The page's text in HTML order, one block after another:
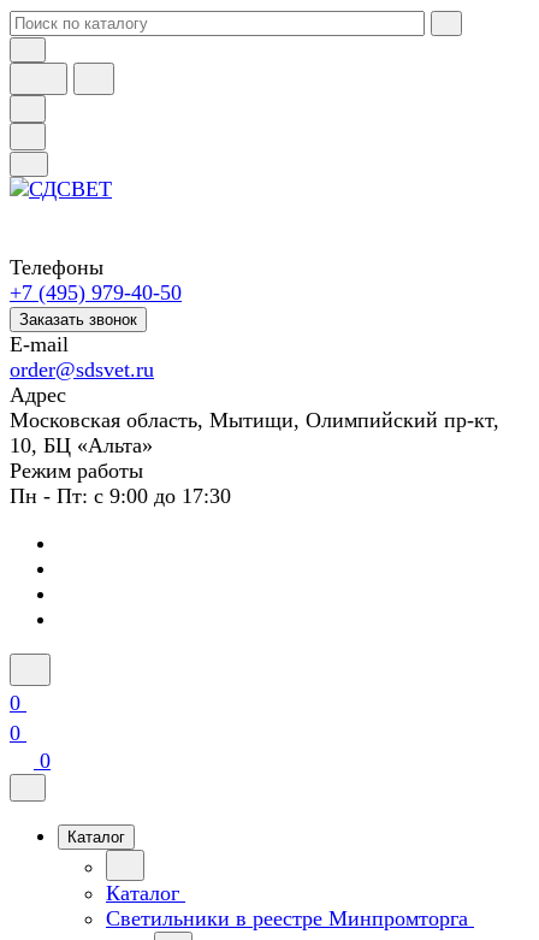
Телефоны
+7 (495) 979-40-50
Заказать звонок
E-mail
order@sdsvet.ru
Адрес
Московская область, Мытищи, Олимпийский пр-кт,
10, БЦ «Альта»
Режим работы
Пн - Пт: с 9:00 до 17:30
0
0
0
Каталог
Каталог
Светильники в реестре Минпромторга